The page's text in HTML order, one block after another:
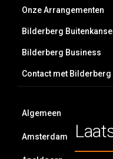
Onze Arrangementen
Bilderberg
Bilderberg Business
Contact met Bilderberg
Algemeen
Amsterdam